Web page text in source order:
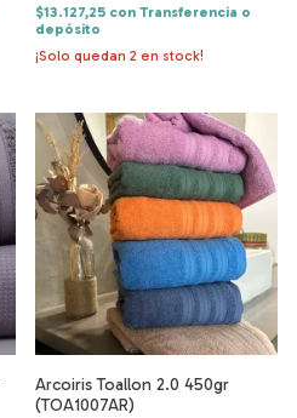
$13.127,25 con Transferencia o
depósito
¡Solo quedan 2 en stock!
Arcoiris Toallon 2.0 450gr
(TOA1007AR)